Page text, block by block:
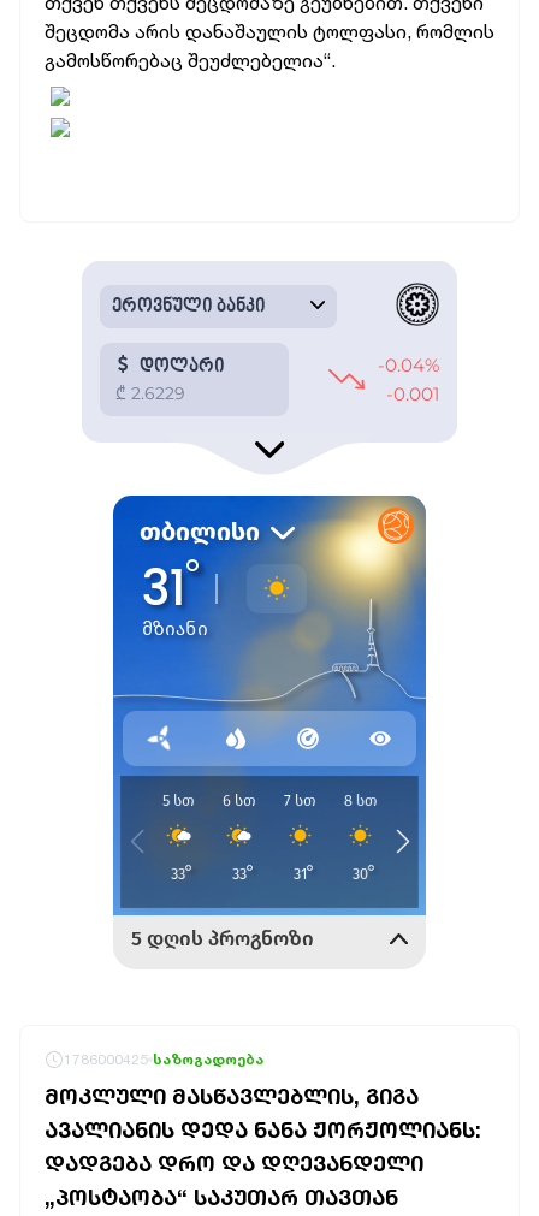
შეცდომა არის დანაშაულის ტოლფასი, რომლის
გამოსწორებაც შეუძლებელია“.
1786000425 საზოგადოება
ᲛᲝᲙᲚᲣᲚᲘ ᲛᲐᲡᲬᲐᲕᲚᲔᲑᲚᲘᲡ, ᲒᲘᲒᲐ
ᲐᲕᲐᲚᲘᲐᲜᲘᲡ ᲓᲔᲓᲐ ᲜᲐᲜᲐ ᲟᲝᲠᲟᲝᲚᲘᲐᲜᲡ:
ᲓᲐᲓᲒᲔᲑᲐ ᲓᲠᲝ ᲓᲐ ᲓᲦᲔᲕᲐᲜᲓᲔᲚᲘ
„ᲞᲝᲡᲢᲐᲝᲑᲐ“ ᲡᲐᲙᲣᲗᲐᲠ ᲗᲐᲕᲗᲐᲜ